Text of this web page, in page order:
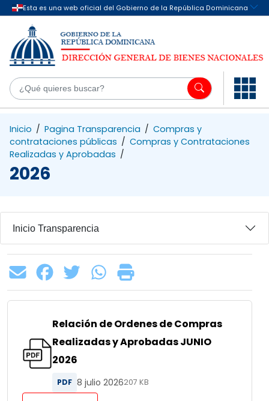
Saltar al contenido principal
Inicio / Pagina Transparencia / Compras y
contrataciones públicas / Compras y Contrataciones
Realizadas y Aprobadas /
2026
Inicio Transparencia
Relación de Ordenes de Compras
Realizadas y Aprobadas JUNIO
2026
PDF 8 julio 2026207 KB